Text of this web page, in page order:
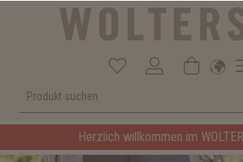
Herzlich willkommen im